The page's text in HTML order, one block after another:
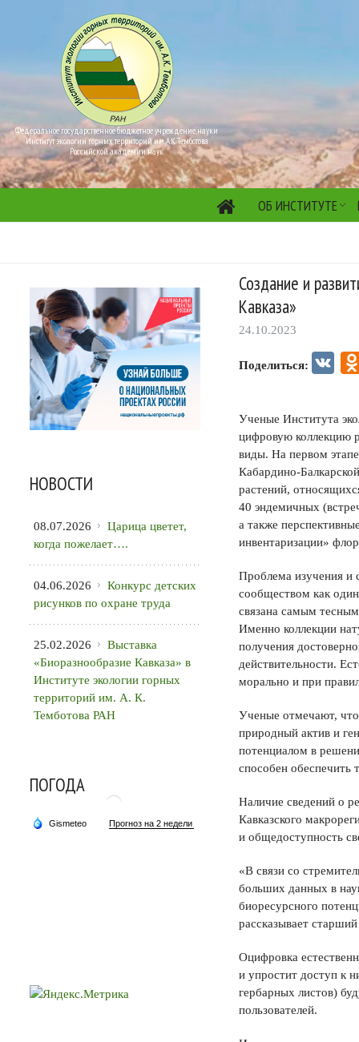
Федеральное государственное бюджетное учреждение науки
Институт экологии горных территорий им. А.К. Темботова
Российской академии наук
ОБ ИНСТИТУТЕ
Создание и
Кавказа»
24.10.2023
Поделиться: VK
Ученые Института
цифровую коллекцию
виды. На первом
Кабардино-
растений,
40 эндемичных
а также
инвентаризации»
Проблема изучения и
сообществом как
связана самым
Именно коллекции
получения
действительности.
морально и при
Ученые отмечают,
природный актив и
потенциалом в
способен обеспечить
Наличие сведений о
Кавказского
и общедоступность
«В связи со
больших данных в
биоресурсного
рассказывает
Оцифровка
и упростит доступ к
гербарных листов)
пользователей.
НОВОСТИ
08.07.2026
Царица цветет,
когда пожелает….
04.06.2026
Конкурс детских
рисунков по охране труда
25.02.2026
Выставка
«Биоразнообразие Кавказа» в
Институте экологии горных
территорий им. А. К.
Темботова РАН
ПОГОДА